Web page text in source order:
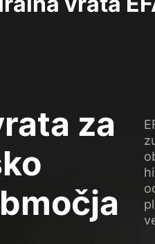
za